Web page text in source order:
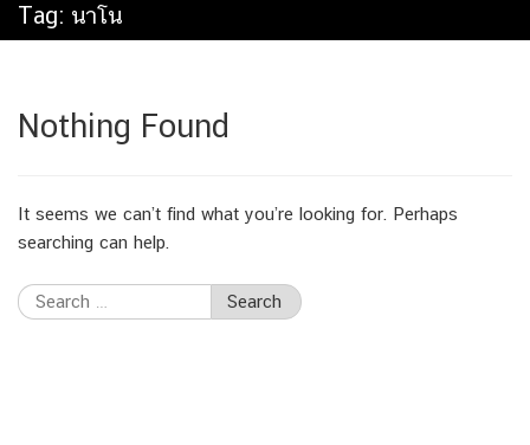
Tag: นาโน
Nothing Found
It seems we can’t find what you’re looking for. Perhaps
searching can help.
Search
for: